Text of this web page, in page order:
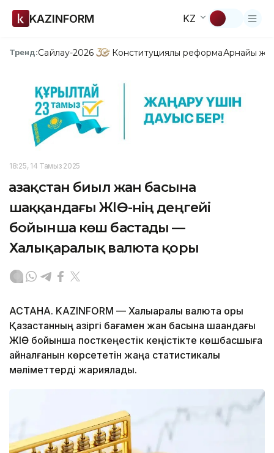
KAZINFORM KZ
Тренд:Сайлау-2026 Конституциялық реформаАрнайы
18:25, 14 Тамыз 2025
Қазақстан биыл жан басына
шаққандағы ЖІӨ-нің деңгейі
бойынша көш бастады —
Халықаралық валюта қоры
АСТАНА. KAZINFORM — Халықаралық валюта қоры
Қазақстанның қазіргі бағамен жан басына шаққандағы
ЖІӨ бойынша посткеңестік кеңістікте көшбасшыға
айналғанын көрсететін жаңа статистикалық
мәліметтерді жариялады.